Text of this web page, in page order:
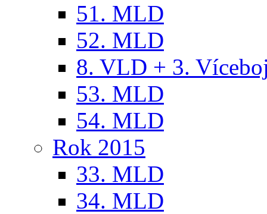
51. MLD
52. MLD
8. VLD + 3.
53. MLD
54. MLD
Rok 2015
33. MLD
34. MLD